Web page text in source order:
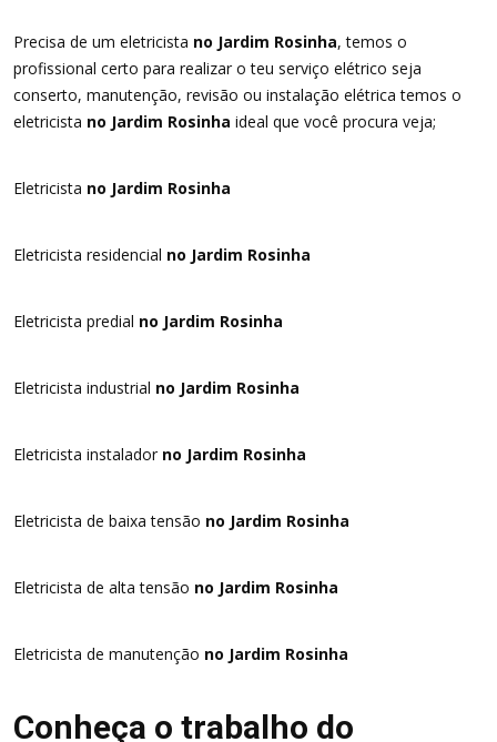
Precisa de um eletricista no Jardim Rosinha, temos o
profissional certo para realizar o teu serviço elétrico seja
conserto, manutenção, revisão ou instalação elétrica temos o
eletricista no Jardim Rosinha ideal que você procura veja;
Eletricista no Jardim Rosinha
Eletricista residencial no Jardim Rosinha
Eletricista predial no Jardim Rosinha
Eletricista industrial no Jardim Rosinha
Eletricista instalador no Jardim Rosinha
Eletricista de baixa tensão no Jardim Rosinha
Eletricista de alta tensão no Jardim Rosinha
Eletricista de manutenção no Jardim Rosinha
Conheça o trabalho do